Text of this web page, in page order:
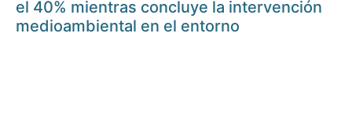
el 40% mientras concluye la intervención
medioambiental en el entorno